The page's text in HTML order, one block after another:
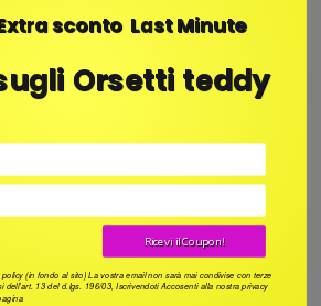
Toscana Italy
MS - 260101
sui cookie
sconto Last Minute
Orsetti teddy
(in fondo al sito) La vostra email non sarà mai condivise con terze
dell’art. 13 del d.lgs. 196/03, Iscrivendoti Accosenti alla nostra privacy